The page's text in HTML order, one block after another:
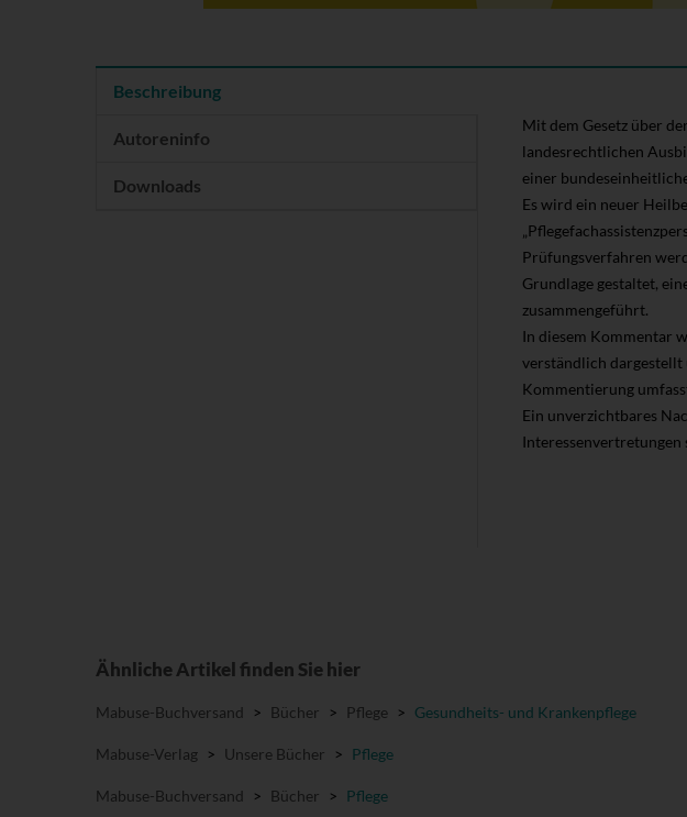
Beschreibung
Autoreninfo
Downloads
Mit dem Gesetz über
landesrechtlichen
einer
Es wird ein neuer
Prüfungsverfahren
Grundlage gestaltet,
zusammengeführt.
In diesem Kommentar
verständlich
Kommentierung
Ein unverzichtbares
Ähnliche Artikel finden Sie hier
Mabuse-Buchversand > Bücher > Pflege > Gesundheits- und Krankenpflege
Mabuse-Verlag > Unsere Bücher > Pflege
Mabuse-Buchversand > Bücher > Pflege